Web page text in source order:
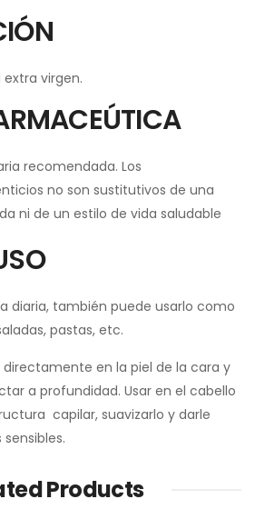
virgen.
recomendada. Los
no son sustitutivos de una
ni de un estilo de vida saludable
diaria, también puede usarlo como
pastas, etc.
directamente en la piel de la cara y
a profundidad. Usar en el cabello
capilar, suavizarlo y darle
Products